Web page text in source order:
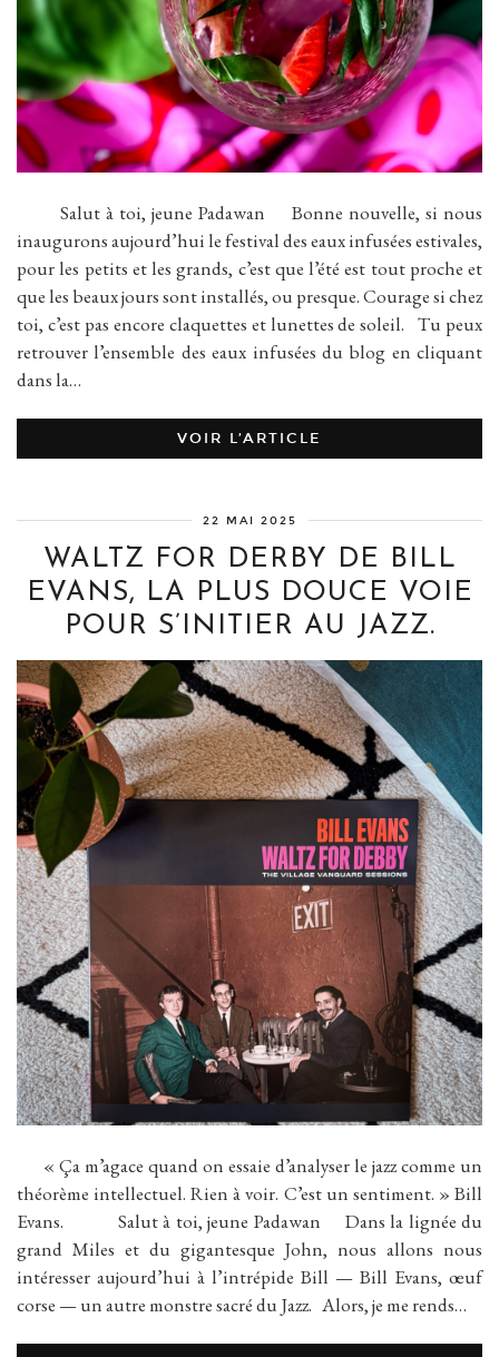
Salut à toi, jeune Padawan Bonne nouvelle, si nous
inaugurons aujourd’hui le festival des eaux infusées estivales,
pour les petits et les grands, c’est que l’été est tout proche et
que les beaux jours sont installés, ou presque. Courage si chez
toi, c’est pas encore claquettes et lunettes de soleil. Tu peux
retrouver l’ensemble des eaux infusées du blog en cliquant
dans la…
VOIR L’ARTICLE
22 MAI 2025
WALTZ FOR DERBY DE BILL
EVANS, LA PLUS DOUCE VOIE
POUR S’INITIER AU JAZZ.
« Ça m’agace quand on essaie d’analyser le jazz comme un
théorème intellectuel. Rien à voir. C’est un sentiment. » Bill
Evans. Salut à toi, jeune Padawan Dans la lignée du
grand Miles et du gigantesque John, nous allons nous
intéresser aujourd’hui à l’intrépide Bill — Bill Evans, œuf
corse — un autre monstre sacré du Jazz. Alors, je me rends…